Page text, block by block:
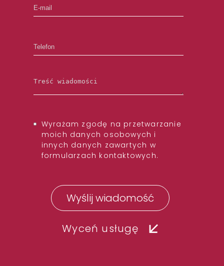
Wyrażam zgodę na przetwarzanie
moich danych osobowych i
innych danych zawartych w
formularzach kontaktowych.
Wyceń usługę